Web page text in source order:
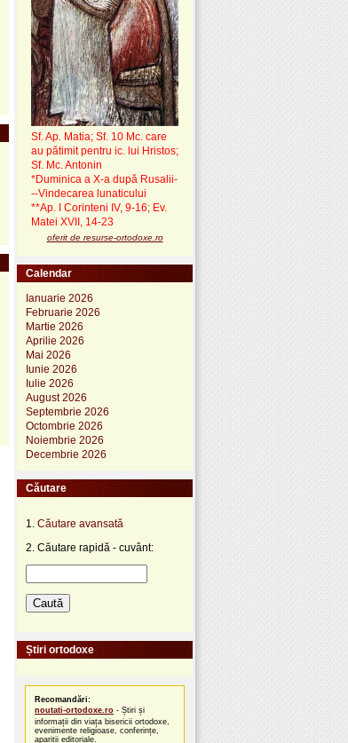
Sf. Ap. Matia; Sf. 10 Mc. care
au pătimit pentru ic. lui Hristos;
Sf. Mc. Antonin
*Duminica a X-a după Rusalii-
--Vindecarea lunaticului
**Ap. I Corinteni IV, 9-16; Ev.
Matei XVII, 14-23
oferit de resurse-ortodoxe.ro
Calendar
Ianuarie 2026
Februarie 2026
Martie 2026
Aprilie 2026
Mai 2026
Iunie 2026
Iulie 2026
August 2026
Septembrie 2026
Octombrie 2026
Noiembrie 2026
Decembrie 2026
Căutare
1. Căutare avansată
2. Căutare rapidă - cuvânt:
Știri ortodoxe
Recomandări:
noutati-ortodoxe.ro - Știri și
informații din viața bisericii ortodoxe,
evenimente religioase, conferințe,
apariții editoriale.